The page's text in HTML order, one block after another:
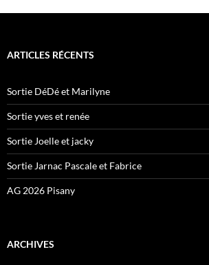
ARTICLES RÉCENTS
Sortie DéDé et Marilyne
Sortie yves et renée
Sortie Joelle et jacky
Sortie Jarnac Pascale et Fabrice
AG 2026 Pisany
ARCHIVES